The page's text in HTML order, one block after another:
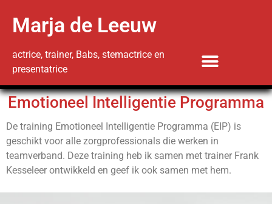
Marja de Leeuw
actrice, trainer, Babs, stemactrice en
presentatrice
Emotioneel Intelligentie Programma
De training Emotioneel Intelligentie Programma (EIP) is
geschikt voor alle zorgprofessionals die werken in
teamverband. Deze training heb ik samen met trainer Frank
Kesseleer ontwikkeld en geef ik ook samen met hem.